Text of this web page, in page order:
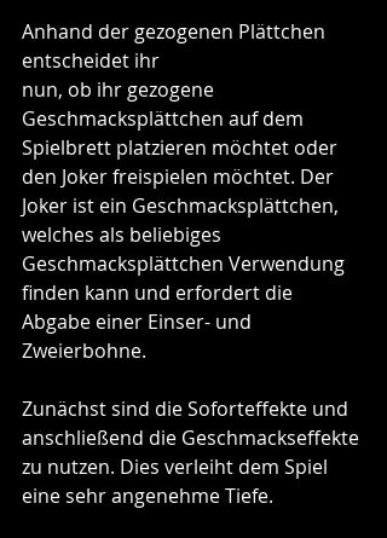
Anhand der gezogenen Plättchen
entscheidet ihr
nun, ob ihr gezogene
Geschmacksplättchen auf dem
Spielbrett platzieren möchtet oder
den Joker freispielen möchtet. Der
Joker ist ein Geschmacksplättchen,
welches als beliebiges
Geschmacksplättchen Verwendung
finden kann und erfordert die
Abgabe einer Einser- und
Zweierbohne.
Zunächst sind die Soforteffekte und
anschließend die Geschmackseffekte
zu nutzen. Dies verleiht dem Spiel
eine sehr angenehme Tiefe.